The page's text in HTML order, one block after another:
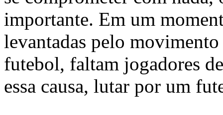
importante. Em um
levantadas pelo
futebol, faltam jogadores
essa causa, lutar por um